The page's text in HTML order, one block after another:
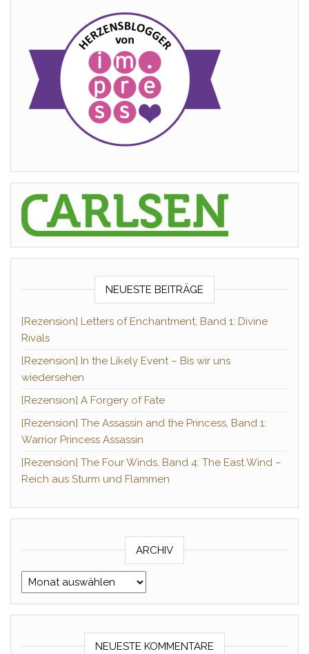
NEUESTE BEITRÄGE
[Rezension] Letters of Enchantment, Band 1: Divine
Rivals
[Rezension] In the Likely Event – Bis wir uns
wiedersehen
[Rezension] A Forgery of Fate
[Rezension] The Assassin and the Princess, Band 1:
Warrior Princess Assassin
[Rezension] The Four Winds, Band 4: The East Wind –
Reich aus Sturm und Flammen
ARCHIV
Archiv
NEUESTE KOMMENTARE